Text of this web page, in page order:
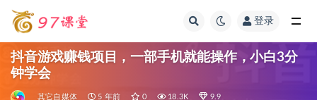
登录
抖音游戏赚钱项目，一部手机就能操作，小白3分
钟学会
其它自媒体 5 年前 0 18.3K 9.9